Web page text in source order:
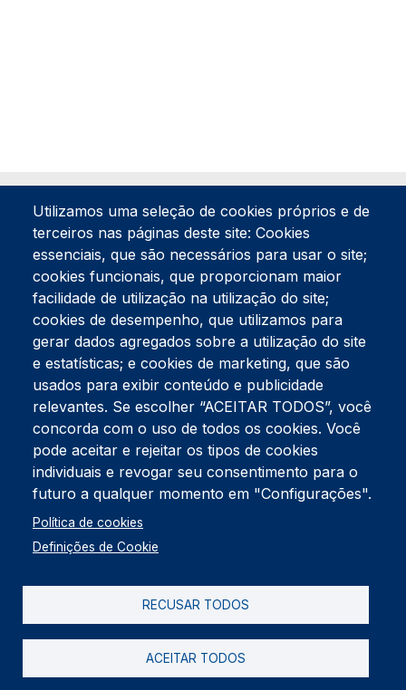
Tel:234 390 100Fax:234 390 100
Endereço Postal
Apartado 42
Rua Gil Eanes 31
3834-908 Gafanha da Nazaré
Estúdios
Rua Prior Guerra
Edifício do Centro Cultural da Gafanha da Nazaré
3830-556 Gafanha da Nazaré
Rodapé
Cookies
Política de Privacidade
Utilizamos uma seleção de cookies próprios e de
terceiros nas páginas deste site: Cookies
essenciais, que são necessários para usar o site;
cookies funcionais, que proporcionam maior
facilidade de utilização na utilização do site;
cookies de desempenho, que utilizamos para
gerar dados agregados sobre a utilização do site
e estatísticas; e cookies de marketing, que são
usados para exibir conteúdo e publicidade
relevantes. Se escolher “ACEITAR TODOS”, você
concorda com o uso de todos os cookies. Você
pode aceitar e rejeitar os tipos de cookies
individuais e revogar seu consentimento para o
futuro a qualquer momento em "Configurações".
Política de cookies
Definições de Cookie
RECUSAR TODOS
ACEITAR TODOS